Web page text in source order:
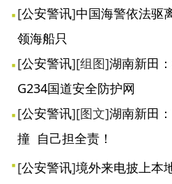
[公安警讯]中国海警依法驱
领海船只
[公安警讯][组图]湖南新田
G234国道安全防护网
[公安警讯][图文]湖南新田
撞 自己担全责！
[公安警讯]境外来电披上本